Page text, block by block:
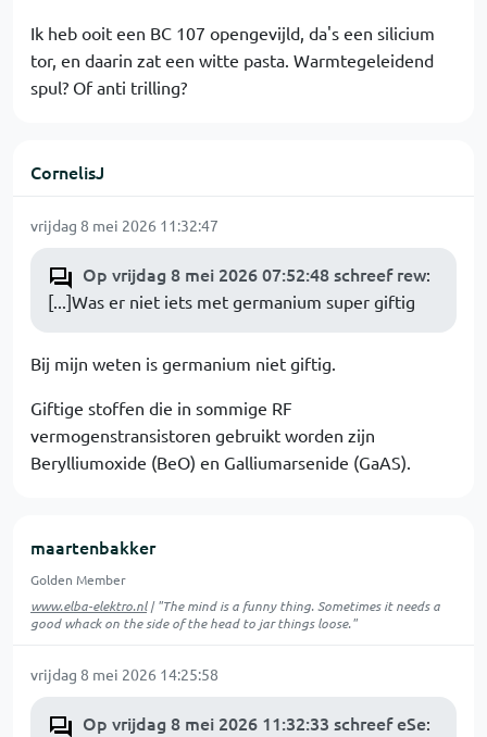
Ik heb ooit een BC 107 opengevijld, da's een silicium
tor, en daarin zat een witte pasta. Warmtegeleidend
spul? Of anti trilling?
CornelisJ
vrijdag 8 mei 2026 11:32:47
Op vrijdag 8 mei 2026 07:52:48 schreef rew:
[...]Was er niet iets met germanium super giftig
Bij mijn weten is germanium niet giftig.
Giftige stoffen die in sommige RF
vermogenstransistoren gebruikt worden zijn
Berylliumoxide (BeO) en Galliumarsenide (GaAS).
maartenbakker
Golden Member
www.elba-elektro.nl| "The mind is a funny thing. Sometimes it needs a
good whack on the side of the head to jar things loose."
vrijdag 8 mei 2026 14:25:58
Op vrijdag 8 mei 2026 11:32:33 schreef eSe: